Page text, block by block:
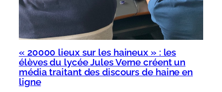
« 20000 lieux sur les haineux » : les
élèves du lycée Jules Verne créent un
média traitant des discours de haine en
ligne